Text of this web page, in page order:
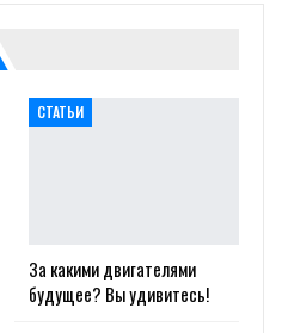
СТАТЬИ
За какими двигателями
будущее? Вы удивитесь!